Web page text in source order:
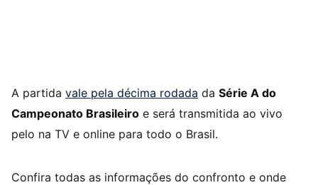
A partida vale pela décima rodada da Série A do
Campeonato Brasileiro e será transmitida ao vivo
pelo na TV e online para todo o Brasil.
Confira todas as informações do confronto e onde